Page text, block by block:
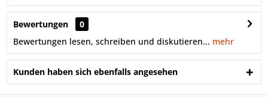
Bewertungen
0
Bewertungen lesen, schreiben und diskutieren... mehr
Kunden haben sich ebenfalls angesehen